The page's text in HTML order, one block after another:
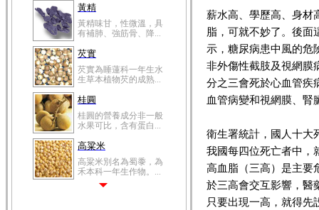
黃精
黃精味甘，性微溫，具
有補肺、強筋骨、降...
芡實
芡實為睡蓮科一年生水
生草本植物芡的成熟...
桂圓
桂圓的營養成分非一般
水果可比，含有蛋白...
高粱米
高粱米別名為蜀黍，為
禾本科一年生作物。...
薪水高、學歷高、身材
脂，可就不妙了。後面
示，糖尿病患中風的危
非外傷性截肢及視網膜
分之三會死於心血管疾
血管病變和視網膜、腎
衛生署統計，國人十大
我國每四位死亡者中，
高血脂（三高）是主要
於三高會交互影響，醫
只要出現一高，就得先